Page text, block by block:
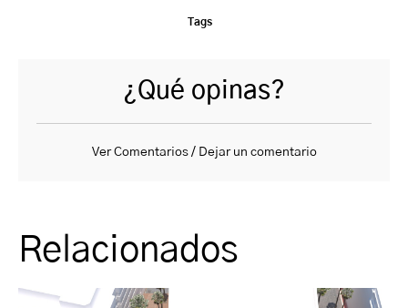
Tags
¿Qué opinas?
Ver Comentarios / Dejar un comentario
Relacionados